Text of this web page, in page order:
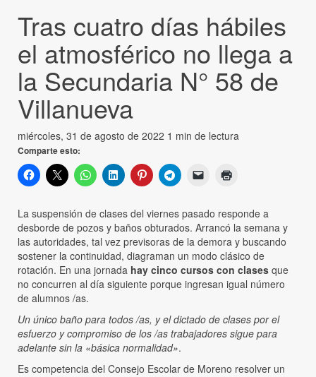
Tras cuatro días hábiles
el atmosférico no llega a
la Secundaria N° 58 de
Villanueva
miércoles, 31 de agosto de 2022 1 min de lectura
Comparte esto:
La suspensión de clases del viernes pasado responde a
desborde de pozos y baños obturados. Arrancó la semana y
las autoridades, tal vez previsoras de la demora y buscando
sostener la continuidad, diagraman un modo clásico de
rotación. En una jornada hay cinco cursos con clases que
no concurren al día siguiente porque ingresan igual número
de alumnos /as.
Un único baño para todos /as, y el dictado de clases por el
esfuerzo y compromiso de los /as trabajadores sigue para
adelante sin la «básica normalidad».
Es competencia del Consejo Escolar de Moreno resolver un